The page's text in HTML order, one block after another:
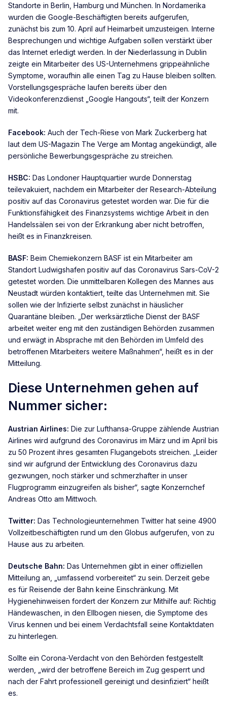
Standorte in Berlin, Hamburg und München. In Nordamerika
wurden die Google-Beschäftigten bereits aufgerufen,
zunächst bis zum 10. April auf Heimarbeit umzusteigen. Interne
Besprechungen und wichtige Aufgaben sollen verstärkt über
das Internet erledigt werden. In der Niederlassung in Dublin
zeigte ein Mitarbeiter des US-Unternehmens grippeähnliche
Symptome, woraufhin alle einen Tag zu Hause bleiben sollten.
Vorstellungsgespräche laufen bereits über den
Videokonferenzdienst „Google Hangouts“, teilt der Konzern
mit.
Facebook: Auch der Tech-Riese von Mark Zuckerberg hat
laut dem US-Magazin The Verge am Montag angekündigt, alle
persönliche Bewerbungsgespräche zu streichen.
HSBC: Das Londoner Hauptquartier wurde Donnerstag
teilevakuiert, nachdem ein Mitarbeiter der Research-Abteilung
positiv auf das Coronavirus getestet worden war. Die für die
Funktionsfähigkeit des Finanzsystems wichtige Arbeit in den
Handelssälen sei von der Erkrankung aber nicht betroffen,
heißt es in Finanzkreisen.
BASF: Beim Chemiekonzern BASF ist ein Mitarbeiter am
Standort Ludwigshafen positiv auf das Coronavirus Sars-CoV-2
getestet worden. Die unmittelbaren Kollegen des Mannes aus
Neustadt würden kontaktiert, teilte das Unternehmen mit. Sie
sollen wie der Infizierte selbst zunächst in häuslicher
Quarantäne bleiben. „Der werksärztliche Dienst der BASF
arbeitet weiter eng mit den zuständigen Behörden zusammen
und erwägt in Absprache mit den Behörden im Umfeld des
betroffenen Mitarbeiters weitere Maßnahmen“, heißt es in der
Mitteilung.
Diese Unternehmen gehen auf
Nummer sicher:
Austrian Airlines: Die zur Lufthansa-Gruppe zählende Austrian
Airlines wird aufgrund des Coronavirus im März und im April bis
zu 50 Prozent ihres gesamten Flugangebots streichen. „Leider
sind wir aufgrund der Entwicklung des Coronavirus dazu
gezwungen, noch stärker und schmerzhafter in unser
Flugprogramm einzugreifen als bisher“, sagte Konzernchef
Andreas Otto am Mittwoch.
Twitter: Das Technologieunternehmen Twitter hat seine 4900
Vollzeitbeschäftigten rund um den Globus aufgerufen, von zu
Hause aus zu arbeiten.
Deutsche Bahn: Das Unternehmen gibt in einer offiziellen
Mitteilung an, „umfassend vorbereitet“ zu sein. Derzeit gebe
es für Reisende der Bahn keine Einschränkung. Mit
Hygienehinweisen fordert der Konzern zur Mithilfe auf: Richtig
Händewaschen, in den Ellbogen niesen, die Symptome des
Virus kennen und bei einem Verdachtsfall seine Kontaktdaten
zu hinterlegen.
Sollte ein Corona-Verdacht von den Behörden festgestellt
werden, „wird der betroffene Bereich im Zug gesperrt und
nach der Fahrt professionell gereinigt und desinfiziert“ heißt
es.